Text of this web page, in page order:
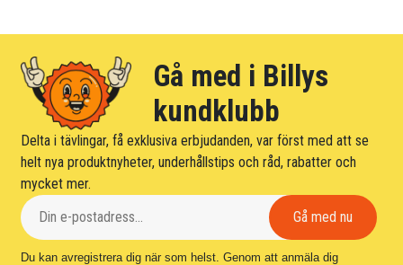
Gå med i Billys
kundklubb
Delta i tävlingar, få exklusiva erbjudanden, var först med att se
helt nya produktnyheter, underhållstips och råd, rabatter och
mycket mer.
Du kan avregistrera dig när som helst. Genom att anmäla dig